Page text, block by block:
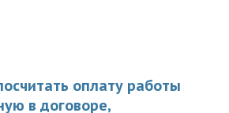
оплату работы
в договоре,